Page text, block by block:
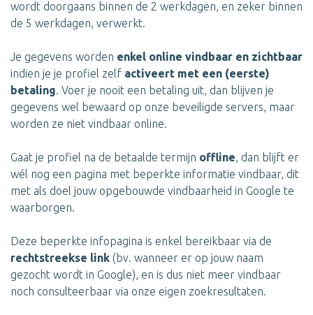
wordt doorgaans binnen de 2 werkdagen, en zeker binnen
de 5 werkdagen, verwerkt.
Je gegevens worden enkel online vindbaar en zichtbaar
indien je je profiel zelf activeert met een (eerste)
betaling. Voer je nooit een betaling uit, dan blijven je
gegevens wel bewaard op onze beveiligde servers, maar
worden ze niet vindbaar online.
Gaat je profiel na de betaalde termijn offline, dan blijft er
wél nog een pagina met beperkte informatie vindbaar, dit
met als doel jouw opgebouwde vindbaarheid in Google te
waarborgen.
Deze beperkte infopagina is enkel bereikbaar via de
rechtstreekse link (bv. wanneer er op jouw naam
gezocht wordt in Google), en is dus niet meer vindbaar
noch consulteerbaar via onze eigen zoekresultaten.